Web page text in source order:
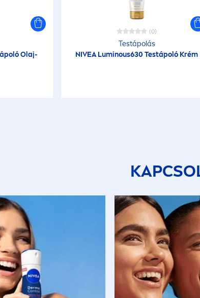
Olaj-
(0)
Testápolás
NIVEA Luminous630 Testápoló Krém